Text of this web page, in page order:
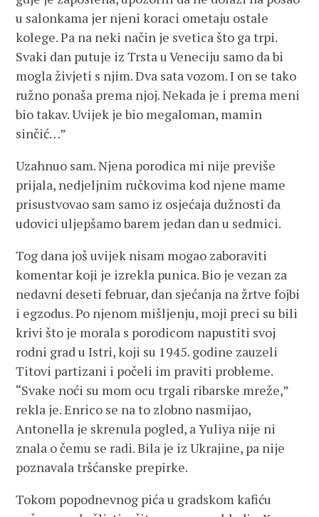
u salonkama jer njeni koraci ometaju ostale
kolege. Pa na neki način je svetica što ga trpi.
Svaki dan putuje iz Trsta u Veneciju samo da bi
mogla živjeti s njim. Dva sata vozom. I on se tako
ružno ponaša prema njoj. Nekada je i prema meni
bio takav. Uvijek je bio megaloman, mamin
sinčić…”
Uzahnuo sam. Njena porodica mi nije previše
prijala, nedjeljnim ručkovima kod njene mame
prisustvovao sam samo iz osjećaja dužnosti da
udovici uljepšamo barem jedan dan u sedmici.
Tog dana još uvijek nisam mogao zaboraviti
komentar koji je izrekla punica. Bio je vezan za
nedavni deseti februar, dan sjećanja na žrtve fojbi
i egzodus. Po njenom mišljenju, moji preci su bili
krivi što je morala s porodicom napustiti svoj
rodni grad u Istri, koji su 1945. godine zauzeli
Titovi partizani i počeli im praviti probleme.
“Svake noći su mom ocu trgali ribarske mreže,”
rekla je. Enrico se na to zlobno nasmijao,
Antonella je skrenula pogled, a Yuliya nije ni
znala o čemu se radi. Bila je iz Ukrajine, pa nije
poznavala tršćanske prepirke.
Tokom popodnevnog pića u gradskom kafiću